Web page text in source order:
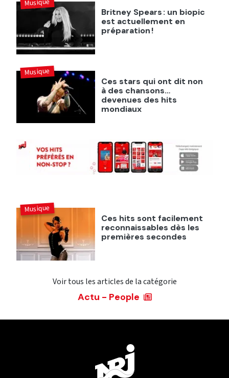
Britney Spears : un biopic
est actuellement en
préparation !
Musique
Ces stars qui ont dit non
à des chansons…
devenues des hits
mondiaux
Musique
Ces hits sont facilement
reconnaissables dès les
premières secondes
Musique
Voir tous les articles de la catégorie
Actu - People